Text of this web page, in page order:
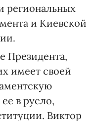
региональных
и Киевской
Президента,
имеет своей
в русло,
Виктор